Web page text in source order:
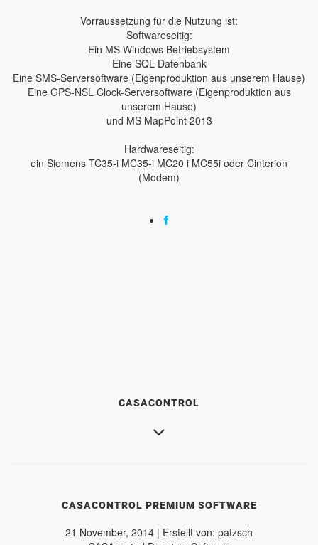
Vorraussetzung für die Nutzung ist:
Softwareseitig:
Ein MS Windows Betriebsystem
Eine SQL Datenbank
Eine SMS-Serversoftware (Eigenproduktion aus unserem Hause)
Eine GPS-NSL Clock-Serversoftware (Eigenproduktion aus
unserem Hause)
und MS MapPoint 2013
Hardwareseitig:
ein Siemens TC35-i MC35-i MC20 i MC55i oder Cinterion
(Modem)
CASACONTROL
CASACONTROL PREMIUM SOFTWARE
21 November, 2014 | Erstellt von: patzsch